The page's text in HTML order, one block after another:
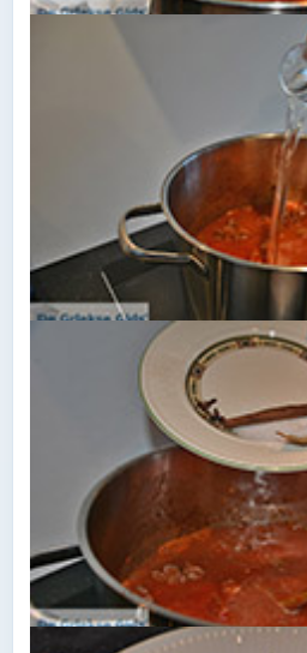
De
Het water